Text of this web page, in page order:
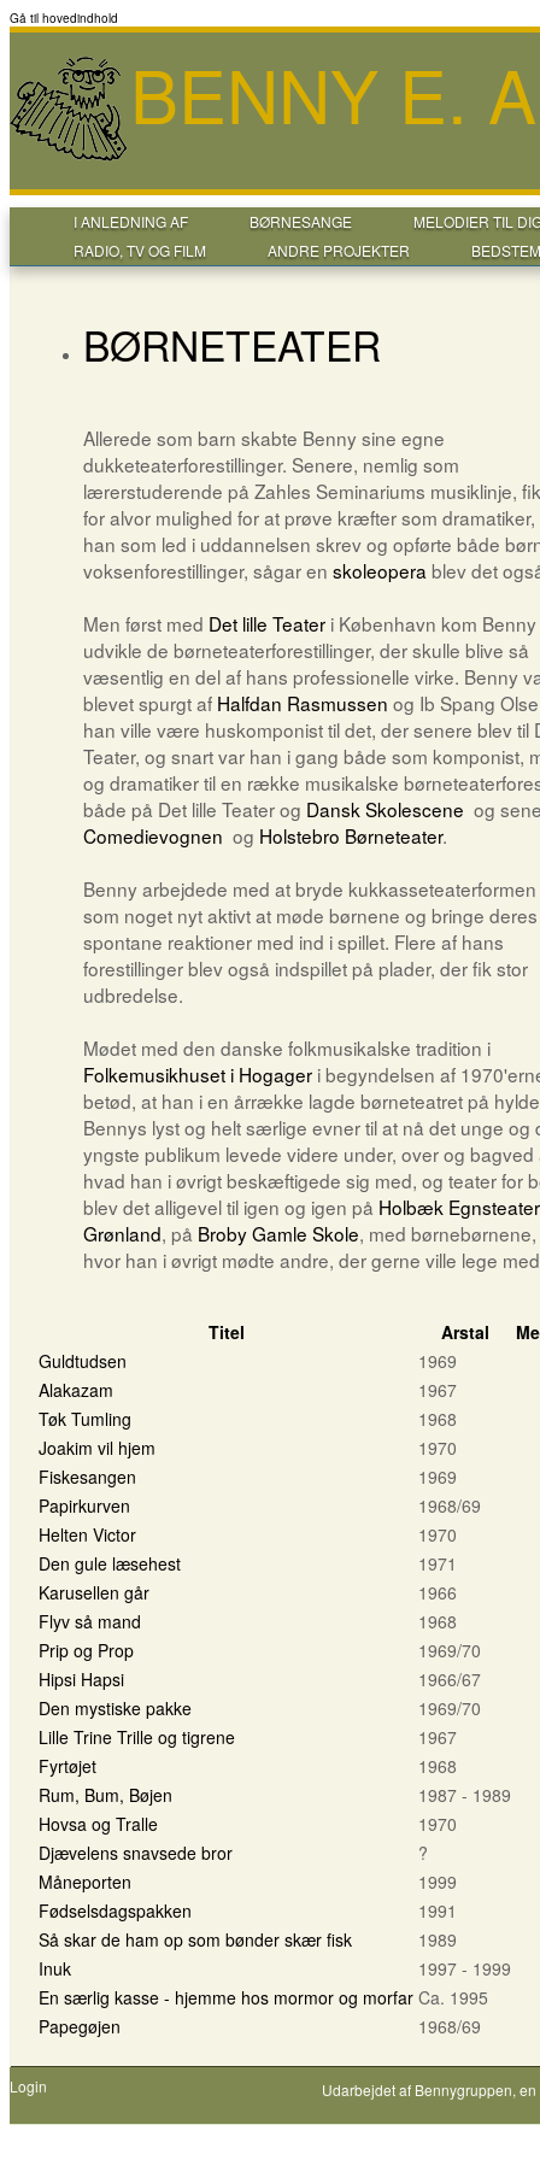
Gå til hovedindhold
BENNY E.
I ANLEDNING AF BØRNESANGE
MELODIER TIL
RADIO, TV OG FILM
ANDRE PROJEKTER
BØRNETEATER
Allerede som barn skabte Benny sine egne
dukketeaterforestillinger. Senere, nemlig som
lærerstuderende på Zahles Seminariums musiklinje,
for alvor mulighed for at prøve kræfter som dramatiker,
han som led i uddannelsen skrev og opførte både
voksenforestillinger, sågar en skoleopera blev det
Men først med Det lille Teater i København kom Benny
udvikle de børneteaterforestillinger, der skulle blive så
væsentlig en del af hans professionelle virke. Benny
blevet spurgt af Halfdan Rasmussen og Ib Spang
han ville være huskomponist til det, der senere blev til
Teater, og snart var han i gang både som komponist,
og dramatiker til en række musikalske
både på Det lille Teater og Dansk Skolescene og
Comedievognen og Holstebro Børneteater.
Benny arbejdede med at bryde
som noget nyt aktivt at møde børnene og bringe deres
spontane reaktioner med ind i spillet. Flere af hans
forestillinger blev også indspillet på plader, der fik stor
udbredelse.
Mødet med den danske folkmusikalske tradition i
Folkemusikhuset i Hogager i begyndelsen af
betød, at han i en årrække lagde børneteatret på
Bennys lyst og helt særlige evner til at nå det unge og
yngste publikum levede videre under, over og bagved
hvad han i øvrigt beskæftigede sig med, og teater for
blev det alligevel til igen og igen på Holbæk Egnsteater
Grønland, på Broby Gamle Skole, med
hvor han i øvrigt mødte andre, der gerne ville lege
Titel Arstal
Guldtudsen
1969
Alakazam
1967
Tøk Tumling
1968
Joakim vil hjem
1970
Fiskesangen
1969
Papirkurven
1968/69
Helten Victor
1970
Den gule læsehest
1971
Karusellen går
1966
Flyv så mand
1968
Prip og Prop
1969/70
Hipsi Hapsi
1966/67
Den mystiske pakke
1969/70
Lille Trine Trille og tigrene
1967
Fyrtøjet
1968
Rum, Bum, Bøjen
1987 - 1989
Hovsa og Tralle
1970
Djævelens snavsede bror
?
Måneporten
1999
Fødselsdagspakken
1991
Så skar de ham op som bønder skær fisk
1989
Inuk
1997 - 1999
En særlig kasse - hjemme hos mormor og morfar Ca. 1995
Papegøjen
1968/69
Login Udarbejdet af Bennygruppen,